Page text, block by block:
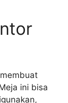
ini bisa